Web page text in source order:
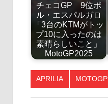
チェコGP 9位ポ
ル・エスパルガロ
「3台のKTMがトッ
プ10に入ったのは
素晴らしいこと」
MotoGP2025
APRILIA MOTOGP